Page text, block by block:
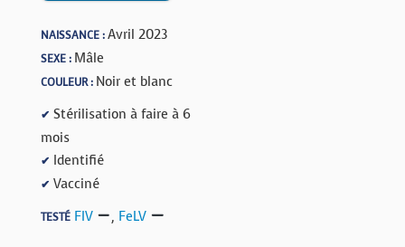
NAISSANCE :Avril 2023
SEXE : Mâle
COULEUR : Noir et blanc
✔ Stérilisation à faire à 6
mois
✔ Identifié
✔ Vacciné
TESTÉ FIV , FeLV